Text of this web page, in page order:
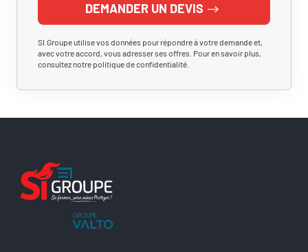
DEMANDER UN DEVIS
SI.Groupe utilise vos données pour répondre à votre demande et,
avec votre accord, vous adresser ses offres. Pour en savoir plus,
consultez notre politique de confidentialité.